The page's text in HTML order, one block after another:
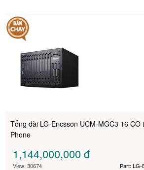
Tổng đài LG-Ericsson UCM-MGC3 16 CO
Phone
1,144,000,000đ
View: 30674 Part: